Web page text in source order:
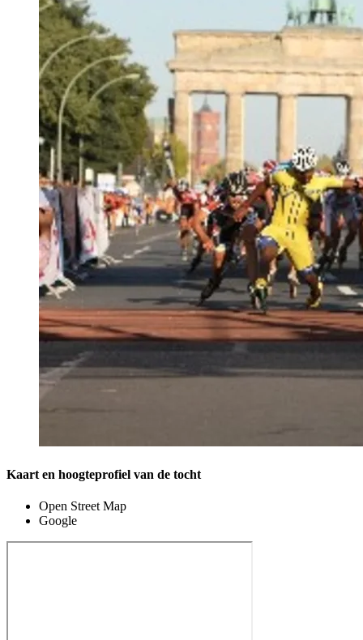
Kaart en hoogteprofiel van de tocht
Open Street Map
Google